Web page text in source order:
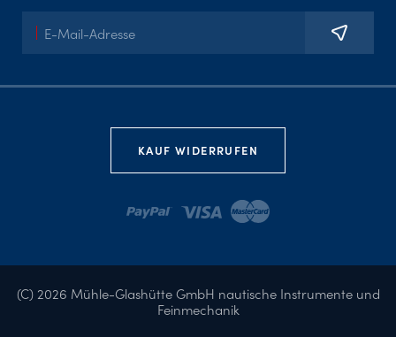
Mail-
KAUF WIDERRUFEN
(C) 2026 Mühle-Glashütte GmbH nautische Instrumente und
Feinmechanik